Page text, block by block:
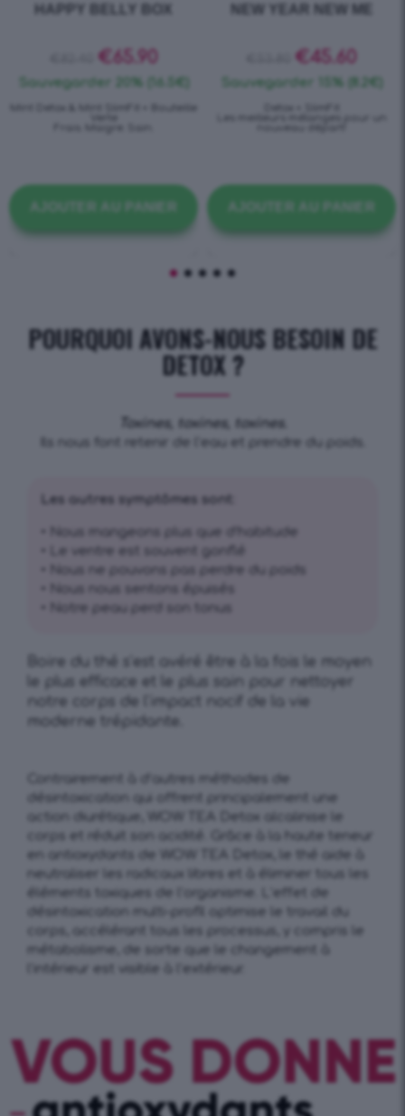
HAPPY BELLY BOX
€ 65.90
Sauvegarder 20% (16.5€)
NEW YEAR NEW ME
€ 45.60
Sauvegarder 15% (8.2€)
POURQUOI AVONS-NOUS BESOIN DE
DETOX ?
Toxines, toxines, toxines.
Ils nous font retenir de l’eau et prendre du poids.
Les autres symptômes sont:
• Nous mangeons plus que d’habitude
• Le ventre est souvent gonflé
• Nous ne pouvons pas perdre du poids
• Nous nous sentons épuisés
• Notre peau perd son tonus
Boire du thé s’est avéré être à la fois le moyen
le plus efficace et le plus sain pour nettoyer
notre corps de l’impact nocif de la vie
moderne trépidante.
Contrairement à d’autres méthodes de
désintoxication qui offrent principalement une
action diurétique, WOW TEA Detox alcalinise le
corps et réduit son acidité. Grâce à la haute teneur
en antioxydants de WOW TEA Detox, le thé aide à
neutraliser les radicaux libres et à éliminer tous les
éléments toxiques de l’organisme. L’effet de
désintoxication multi-profil optimise le travail du
corps, accélérant tous les processus, y compris le
métabolisme, de sorte que le changement à
l’intérieur est visible à l’extérieur.